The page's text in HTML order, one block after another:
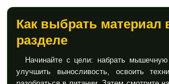
Как выбрать материал
разделе
Начинайте с цели: набрать
улучшить выносливость, освоить